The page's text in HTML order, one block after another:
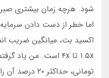
شود. هرچه زمان بیشتری صبر
اما خطر از دست دادن
تومانی،